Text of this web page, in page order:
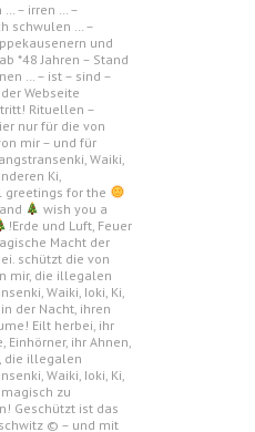
… – irren … –
schwulen … –
und
*48 Jahren – Stand
… – ist – sind –
Webseite
Rituellen –
nur für die von
mir – und für
Waiki,
Ki,
greetings for the
and
wish you a
!Erde und Luft, Feuer
Macht der
schützt die von
mir, die illegalen
Waiki, Ioki, Ki,
der Nacht, ihren
Eilt herbei, ihr
Einhörner, ihr Ahnen,
die illegalen
Waiki, Ioki, Ki,
zu
Geschützt ist das
© – und mit